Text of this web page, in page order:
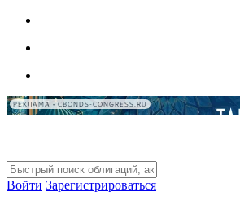
РЕКЛАМА • CBONDS-CONGRESS.RU
Войти Зарегистрироваться